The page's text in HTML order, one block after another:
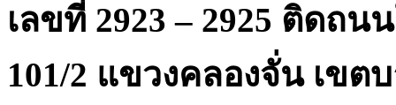
เลขที่ 2923 – 2925 ติดถ
101/2 แขวงคลองจั่น เขต